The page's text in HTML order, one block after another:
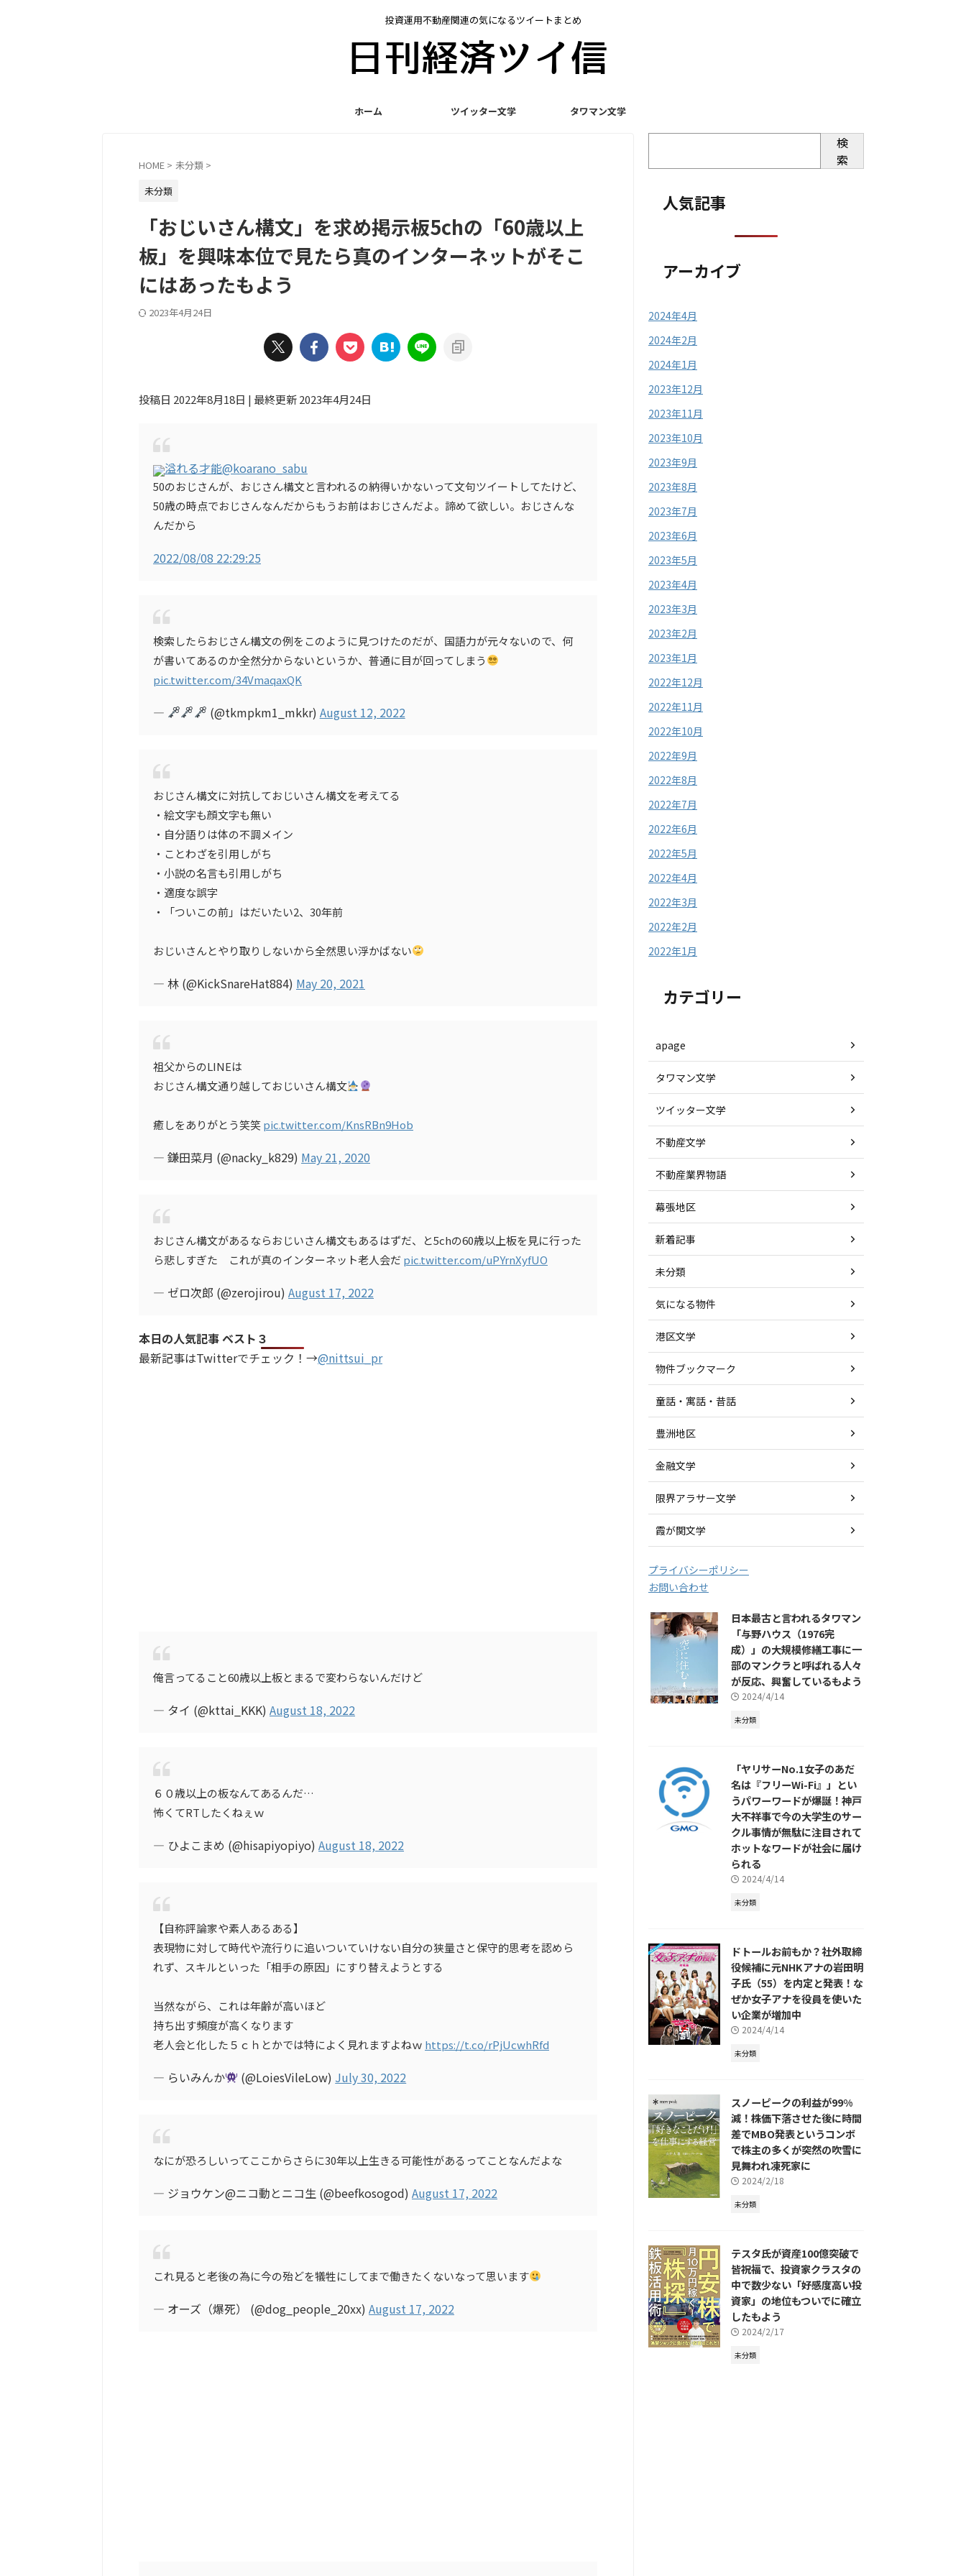
投資運用不動産関連の気になるツイートまとめ
ホーム ツイッター文学 タワマン文学
HOME > 未分類 >
未分類
「おじいさん構文」を求め掲示板5chの「60歳以上
板」を興味本位で見たら真のインターネットがそこ
にはあったもよう
2023年4月24日
投稿日 2022年8月18日 | 最終更新 2023年4月24日
溢れる才能@koarano_sabu
50のおじさんが、おじさん構文と言われるの納得いかないって文句ツイートしてたけど、
50歳の時点でおじさんなんだからもうお前はおじさんだよ。諦めて欲しい。おじさんな
んだから
2022/08/08 22:29:25
検索したらおじさん構文の例をこのように見つけたのだが、国語力が元々ないので、何
が書いてあるのか全然分からないというか、普通に目が回ってしまう
pic.twitter.com/34VmaqaxQK
— (@tkmpkm1_mkkr) August 12, 2022
おじさん構文に対抗しておじいさん構文を考えてる
・絵文字も顔文字も無い
・自分語りは体の不調メイン
・ことわざを引用しがち
・小説の名言も引用しがち
・適度な誤字
・「ついこの前」はだいたい2、30年前
おじいさんとやり取りしないから全然思い浮かばない
— 林 (@KickSnareHat884) May 20, 2021
祖父からのLINEは
おじさん構文通り越しておじいさん構文
癒しをありがとう笑笑pic.twitter.com/KnsRBn9Hob
— 鎌田菜月 (@nacky_k829) May 21, 2020
おじさん構文があるならおじいさん構文もあるはずだ、と5chの60歳以上板を見に行った
ら悲しすぎた これが真のインターネット老人会だ pic.twitter.com/uPYrnXyfUO
— ゼロ次郎 (@zerojirou) August 17, 2022
本日の人気記事 ベスト３
最新記事はTwitterでチェック！→@nittsui_pr
俺言ってること60歳以上板とまるで変わらないんだけど
— タイ (@kttai_KKK) August 18, 2022
６０歳以上の板なんてあるんだ…
怖くてRTしたくねぇｗ
— ひよこまめ (@hisapiyopiyo) August 18, 2022
【自称評論家や素人あるある】
表現物に対して時代や流行りに追いついていけない自分の狭量さと保守的思考を認めら
れず、スキルといった「相手の原因」にすり替えようとする
当然ながら、これは年齢が高いほど
持ち出す頻度が高くなります
老人会と化した５ｃｈとかでは特によく見れますよねｗ https://t.co/rPjUcwhRfd
— らいみんか (@LoiesVileLow) July 30, 2022
なにが恐ろしいってここからさらに30年以上生きる可能性があるってことなんだよな
— ジョウケン@ニコ動とニコ生 (@beefkosogod) August 17, 2022
これ見ると老後の為に今の殆どを犠牲にしてまで働きたくないなって思います
— オーズ（爆死） (@dog_people_20xx) August 17, 2022
検
索
人気記事
アーカイブ
2024年4月
2024年2月
2024年1月
2023年12月
2023年11月
2023年10月
2023年9月
2023年8月
2023年7月
2023年6月
2023年5月
2023年4月
2023年3月
2023年2月
2023年1月
2022年12月
2022年11月
2022年10月
2022年9月
2022年8月
2022年7月
2022年6月
2022年5月
2022年4月
2022年3月
2022年2月
2022年1月
カテゴリー
apage
タワマン文学
ツイッター文学
不動産文学
不動産業界物語
幕張地区
新着記事
未分類
気になる物件
港区文学
物件ブックマーク
童話・寓話・昔話
豊洲地区
金融文学
限界アラサー文学
霞が関文学
プライバシーポリシー
お問い合わせ
日本最古と言われるタワマン
「与野ハウス（1976完
成）」の大規模修繕工事に一
部のマンクラと呼ばれる人々
が反応、興奮しているもよう
2024/4/14
未分類
「ヤリサーNo.1女子のあだ
名は『フリーWi-Fi』」とい
うパワーワードが爆誕！神戸
大不祥事で今の大学生のサー
クル事情が無駄に注目されて
ホットなワードが社会に届け
られる
2024/4/14
未分類
ドトールお前もか？社外取締
役候補に元NHKアナの岩田明
子氏（55）を内定と発表！な
ぜか女子アナを役員を使いた
い企業が増加中
2024/4/14
未分類
スノーピークの利益が99%
減！株価下落させた後に時間
差でMBO発表というコンボ
で株主の多くが突然の吹雪に
見舞われ凍死家に
2024/2/18
未分類
テスタ氏が資産100億突破で
皆祝福で、投資家クラスタの
中で数少ない「好感度高い投
資家」の地位もついでに確立
したもよう
2024/2/17
未分類